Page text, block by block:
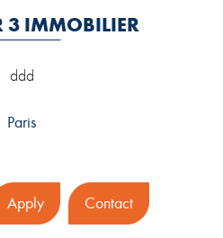
3 IMMOBILIER
ddd
Paris
Apply Contact